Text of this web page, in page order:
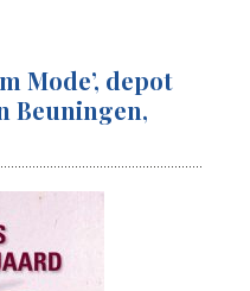
Mode’, depot
Beuningen,